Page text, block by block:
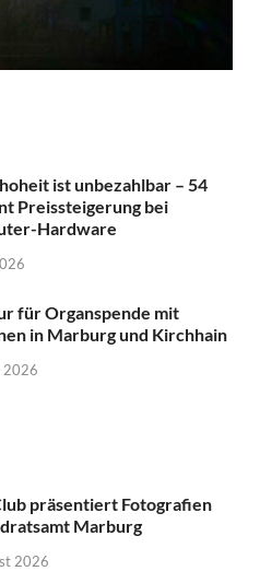
ist unbezahlbar – 54
Preissteigerung bei
Hardware
für Organspende mit
in Marburg und Kirchhain
2026
präsentiert Fotografien
Marburg
2026